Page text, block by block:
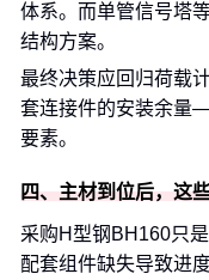
体系。而单管信号塔
结构方案。
最终决策应回归荷载
套连接件的安装余量
要素。
四、主材到位后，这
采购H型钢BH160只
配套组件缺失导致进